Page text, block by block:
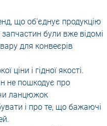
що об'єднує продукцію
були вже відомі
для конвеєрів
ціни і гідної якості.
не пошкодує про
ланцюжок
і про те, що бажаючі